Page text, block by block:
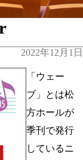
2022年12月1日
「ウェー
ブ」とは松
方ホールが
季刊で発行
しているニ